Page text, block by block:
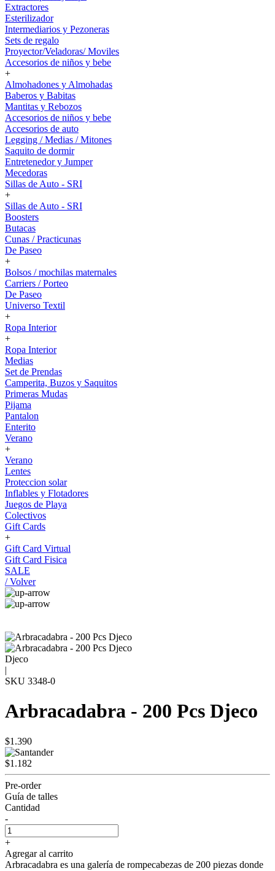
Extractores
Esterilizador
Intermediarios y Pezoneras
Sets de regalo
Proyector/Veladoras/ Moviles
Accesorios de niños y bebe
+
Almohadones y Almohadas
Baberos y Babitas
Mantitas y Rebozos
Accesorios de niños y bebe
Accesorios de auto
Legging / Medias / Mitones
Saquito de dormir
Entretenedor y Jumper
Mecedoras
Sillas de Auto - SRI
+
Sillas de Auto - SRI
Boosters
Butacas
Cunas / Practicunas
De Paseo
+
Bolsos / mochilas maternales
Carriers / Porteo
De Paseo
Universo Textil
+
Ropa Interior
+
Ropa Interior
Medias
Set de Prendas
Camperita, Buzos y Saquitos
Primeras Mudas
Pijama
Pantalon
Enterito
Verano
+
Verano
Lentes
Proteccion solar
Inflables y Flotadores
Juegos de Playa
Colectivos
Gift Cards
+
Gift Card Virtual
Gift Card Fisica
SALE
/ Volver
Djeco
|
SKU 3348-0
Arbracadabra - 200 Pcs Djeco
$1.390
$1.182
Pre-order
Guía de talles
Cantidad
-
+
Agregar al carrito
Arbracadabra es una galería de rompecabezas de 200 piezas donde